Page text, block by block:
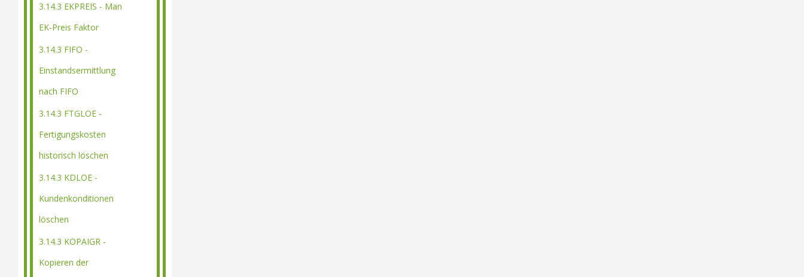
3.14.3 EKPREIS - Man
EK-Preis Faktor
3.14.3 FIFO -
Einstandsermittlung
nach FIFO
3.14.3 FTGLOE -
Fertigungskosten
historisch löschen
3.14.3 KDLOE -
Kundenkonditionen
löschen
3.14.3 KOPAIGR -
Kopieren der